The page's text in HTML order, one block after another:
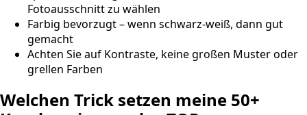
Fotoausschnitt zu wählen
Farbig bevorzugt – wenn schwarz-weiß, dann gut
gemacht
Achten Sie auf Kontraste, keine großen Muster oder
grellen Farben
Welchen Trick setzen meine 50+